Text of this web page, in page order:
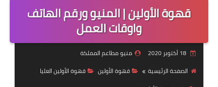
قهوة الأولين | المنيو ورقم الهاتف
واوقات العمل
18 أكتوبر 2020
منيو مطاعم المملكة
الصفحة الرئيسية
قهوة الأولين
قهوة الأولين العليا